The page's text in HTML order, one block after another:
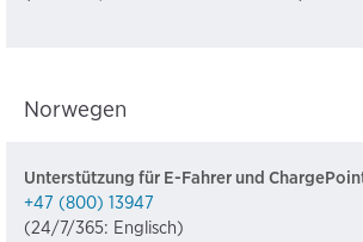
Norwegen
Unterstützung für E-Fahrer und
+47 (800) 13947
(24/7/365: Englisch)